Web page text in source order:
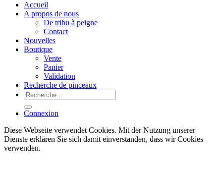
Accueil
A propos de nous
De tribu à peigne
Contact
Nouvelles
Boutique
Vente
Panier
Validation
Recherche de pinceaux
Recherche
pour :
Connexion
Diese Webseite verwendet Cookies. Mit der Nutzung unserer
Dienste erklären Sie sich damit einverstanden, dass wir Cookies
verwenden.